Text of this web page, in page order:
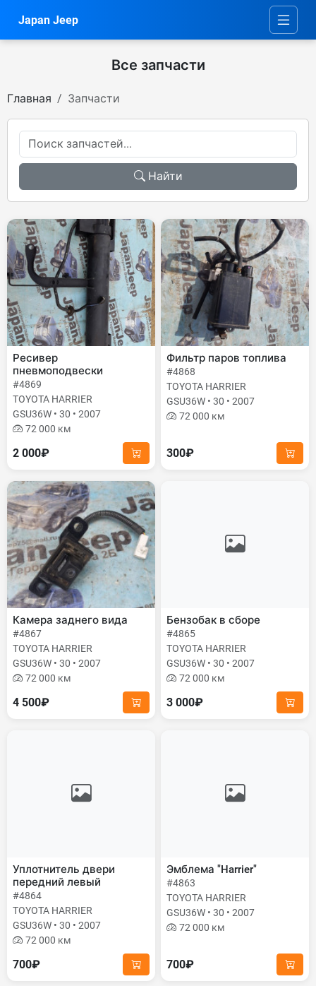
Japan Jeep
Все запчасти
Главная Запчасти
Найти
Ресивер
пневмоподвески
#4869
TOYOTA HARRIER
GSU36W • 30 • 2007
72 000 км
2 000₽
Фильтр паров топлива
#4868
TOYOTA HARRIER
GSU36W • 30 • 2007
72 000 км
300₽
Камера заднего вида
#4867
TOYOTA HARRIER
GSU36W • 30 • 2007
72 000 км
4 500₽
Бензобак в сборе
#4865
TOYOTA HARRIER
GSU36W • 30 • 2007
72 000 км
3 000₽
Уплотнитель двери
передний левый
#4864
TOYOTA HARRIER
GSU36W • 30 • 2007
72 000 км
700₽
Эмблема "Harrier"
#4863
TOYOTA HARRIER
GSU36W • 30 • 2007
72 000 км
700₽